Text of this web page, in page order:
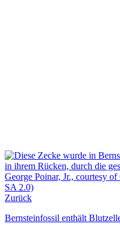
Zurück
Bernsteinfossil enthält